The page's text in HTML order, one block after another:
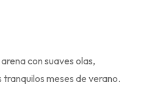
con suaves olas,
meses de verano.